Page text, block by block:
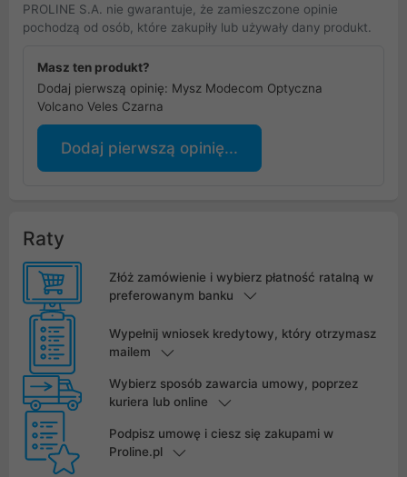
PROLINE S.A. nie gwarantuje, że zamieszczone opinie
pochodzą od osób, które zakupiły lub używały dany produkt.
Masz ten produkt?
Dodaj pierwszą opinię: Mysz Modecom Optyczna
Volcano Veles Czarna
Dodaj pierwszą opinię...
Raty
Złóż zamówienie i wybierz płatność ratalną w
preferowanym banku
Wypełnij wniosek kredytowy, który otrzymasz
mailem
Wybierz sposób zawarcia umowy, poprzez
kuriera lub online
Podpisz umowę i ciesz się zakupami w
Proline.pl